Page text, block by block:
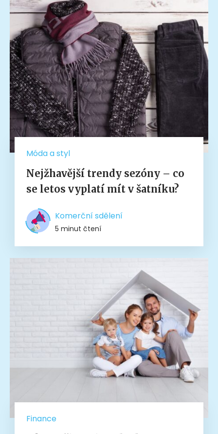
Móda a styl
Nejžhavější trendy sezóny – co
se letos vyplatí mít v šatníku?
Komerční sdělení
5 minut čtení
Finance